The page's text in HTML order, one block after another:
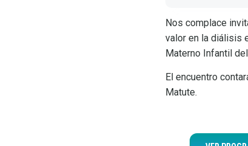
Nos complace
valor en la diálisis
Materno Infantil
El encuentro
Matute.